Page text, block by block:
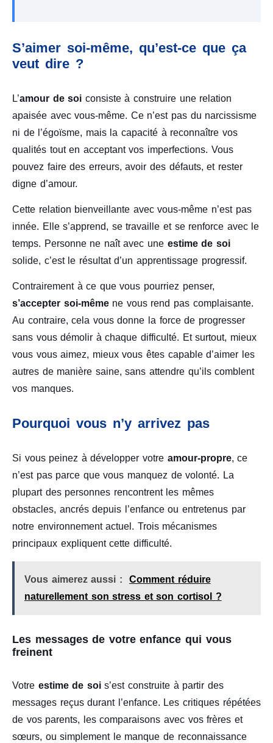
S’aimer soi-même, qu’est-ce que ça
veut dire ?
L’amour de soi consiste à construire une relation
apaisée avec vous-même. Ce n’est pas du narcissisme
ni de l’égoïsme, mais la capacité à reconnaître vos
qualités tout en acceptant vos imperfections. Vous
pouvez faire des erreurs, avoir des défauts, et rester
digne d’amour.
Cette relation bienveillante avec vous-même n’est pas
innée. Elle s’apprend, se travaille et se renforce avec le
temps. Personne ne naît avec une estime de soi
solide, c’est le résultat d’un apprentissage progressif.
Contrairement à ce que vous pourriez penser,
s’accepter soi-mêmene vous rend pas complaisante.
Au contraire, cela vous donne la force de progresser
sans vous démolir à chaque difficulté. Et surtout, mieux
vous vous aimez, mieux vous êtes capable d’aimer les
autres de manière saine, sans attendre qu’ils comblent
vos manques.
Pourquoi vous n’y arrivez pas
Si vous peinez à développer votre amour-propre, ce
n’est pas parce que vous manquez de volonté. La
plupart des personnes rencontrent les mêmes
obstacles, ancrés depuis l’enfance ou entretenus par
notre environnement actuel. Trois mécanismes
principaux expliquent cette difficulté.
Vous aimerez aussi :
Comment réduire
naturellement son stress et son cortisol ?
Les messages de votre enfance qui vous
freinent
Votre estime de sois’est construite à partir des
messages reçus durant l’enfance. Les critiques répétées
de vos parents, les comparaisons avec vos frères et
sœurs, ou simplement le manque de reconnaissance